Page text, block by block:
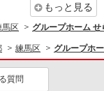
額支給 【月収例】
上+交通費
を見る
もっと見る
馬区 グループホーム
練馬区 グループホ
質問